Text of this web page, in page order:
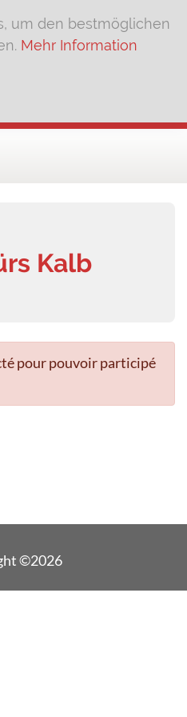
um den bestmöglichen
Mehr Information
Kalb
pour pouvoir participé
©2026